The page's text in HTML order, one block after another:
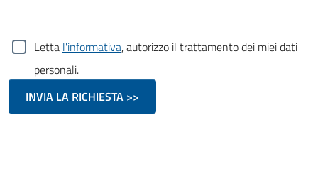
Letta l'informativa, autorizzo il trattamento dei miei dati
personali.